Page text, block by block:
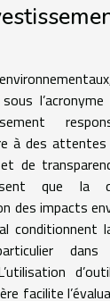
à des
de
que
des impacts
conditionnent
facilite